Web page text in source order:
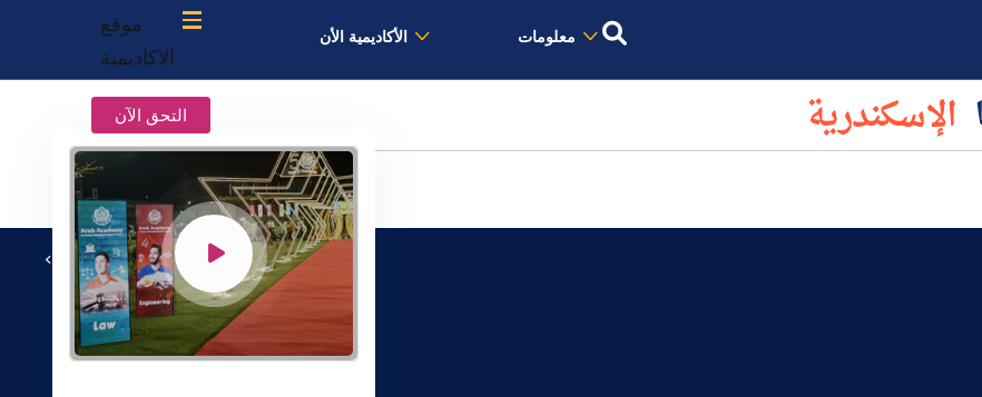
معلومات الأكاديمية الأن
موقع
الاكاديمية
الإسكندرية التحق الآن
colleges